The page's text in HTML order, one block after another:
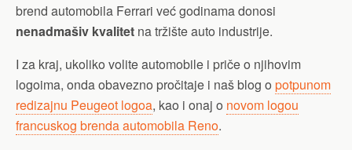
brend automobila Ferrari već godinama donosi
nenadmašiv kvalitet na tržište auto industrije.
I za kraj, ukoliko volite automobile i priče o njihovim
logoima, onda obavezno pročitaje i naš blog o potpunom
redizajnu Peugeot logoa, kao i onaj o novom logou
francuskog brenda automobila Reno.